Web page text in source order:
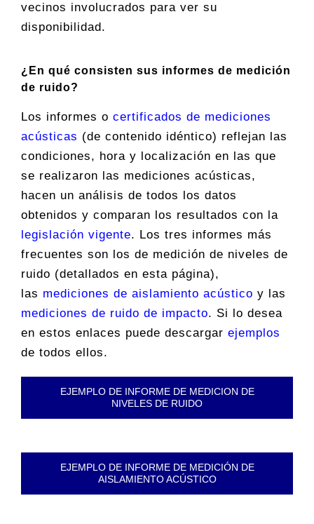
vecinos involucrados para ver su
disponibilidad.
¿En qué consisten sus informes de medición
de ruido?
Los informes o certificados de mediciones
acústicas (de contenido idéntico) reflejan las
condiciones, hora y localización en las que
se realizaron las mediciones acústicas,
hacen un análisis de todos los datos
obtenidos y comparan los resultados con la
legislación vigente. Los tres informes más
frecuentes son los de medición de niveles de
ruido (detallados en esta página),
las mediciones de aislamiento acústico y las
mediciones de ruido de impacto. Si lo desea
en estos enlaces puede descargar ejemplos
de todos ellos.
EJEMPLO DE INFORME DE MEDICION DE
NIVELES DE RUIDO
EJEMPLO DE INFORME DE MEDICIÓN DE
AISLAMIENTO ACÚSTICO